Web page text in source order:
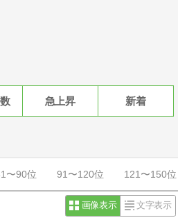
急上昇 新着
〜90位 91〜120位 121〜150位
画像表示 文字表示